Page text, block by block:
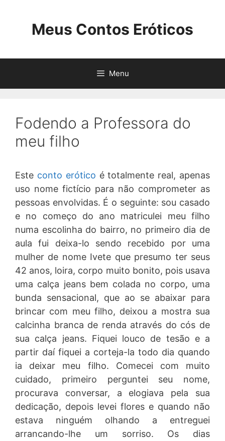
Meus Contos Eróticos
Menu
Fodendo a Professora do
meu filho
Este conto erótico é totalmente real, apenas
uso nome fictício para não comprometer as
pessoas envolvidas. É o seguinte: sou casado
e no começo do ano matriculei meu filho
numa escolinha do bairro, no primeiro dia de
aula fui deixa-lo sendo recebido por uma
mulher de nome Ivete que presumo ter seus
42 anos, loira, corpo muito bonito, pois usava
uma calça jeans bem colada no corpo, uma
bunda sensacional, que ao se abaixar para
brincar com meu filho, deixou a mostra sua
calcinha branca de renda através do cós de
sua calça jeans. Fiquei louco de tesão e a
partir daí fiquei a corteja-la todo dia quando
ia deixar meu filho. Comecei com muito
cuidado, primeiro perguntei seu nome,
procurava conversar, a elogiava pela sua
dedicação, depois levei flores e quando não
estava ninguém olhando a entreguei
arrancando-lhe um sorriso. Os dias